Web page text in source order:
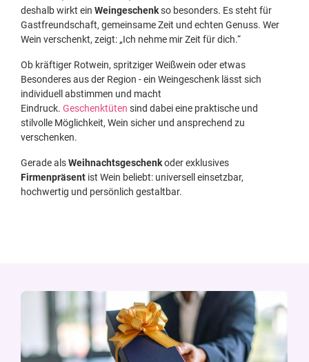
deshalb wirkt ein Weingeschenkso besonders. Es steht für
Gastfreundschaft, gemeinsame Zeit und echten Genuss. Wer
Wein verschenkt, zeigt: „Ich nehme mir Zeit für dich.“
Ob kräftiger Rotwein, spritziger Weißwein oder etwas
Besonderes aus der Region - ein Weingeschenk lässt sich
individuell abstimmen und macht
Eindruck. Geschenktüten sind dabei eine praktische und
stilvolle Möglichkeit, Wein sicher und ansprechend zu
verschenken.
Gerade alsWeihnachtsgeschenkoder exklusives
Firmenpräsent ist Wein beliebt: universell einsetzbar,
hochwertig und persönlich gestaltbar.